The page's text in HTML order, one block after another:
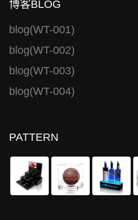
博客BLOG
blog(WT-001)
blog(WT-002)
blog(WT-003)
blog(WT-004)
PATTERN